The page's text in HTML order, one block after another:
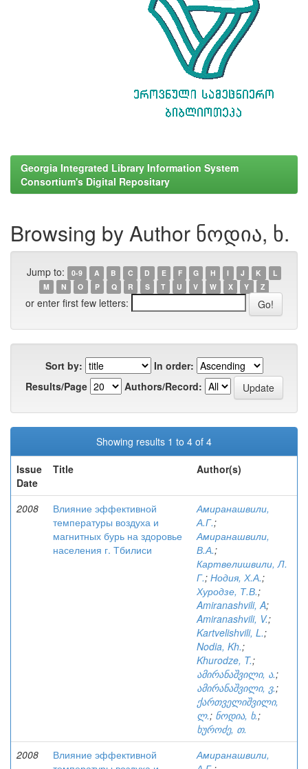
Georgia Integrated Library Information System
Consortium's Digital Repositary
Browsing by Author ნოდია, ხ.
Jump to: 0-9 A B C D E F G H I J K
L
M
N O P Q R S T U V W X Y Z
or enter first few letters:
Sort by:
In order:
Results/Page
Authors/Record:
Showing results 1 to 4 of 4
Issue
Date
Title Author(s)
2008
Влияние эффективной
температуры воздуха и
магнитных бурь на здоровье
населения г. Тбилиси
Амиранашвили,
А.Г.;
Амиранашвили,
В.А.;
Картвелишвили, Л.
Г.; Нодия, Х.А.;
Хуродзе, Т.В.;
Amiranashvili, A;
Amiranashvili, V.;
Kartvelishvili, L.;
Nodia, Kh.;
Khurodze, T.;
ამირანაშვილი, ა.;
ამირანაშვილი, ვ.;
ქართველიშვილი,
ლ.; ნოდია, ხ.;
ხუროძე, თ.
2008
Влияние эффективной
Амиранашвили,